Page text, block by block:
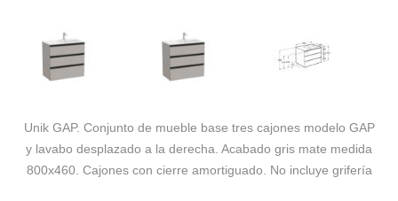
Unik GAP. Conjunto de mueble base tres cajones modelo GAP
y lavabo desplazado a la derecha. Acabado gris mate medida
800x460. Cajones con cierre amortiguado. No incluye grifería